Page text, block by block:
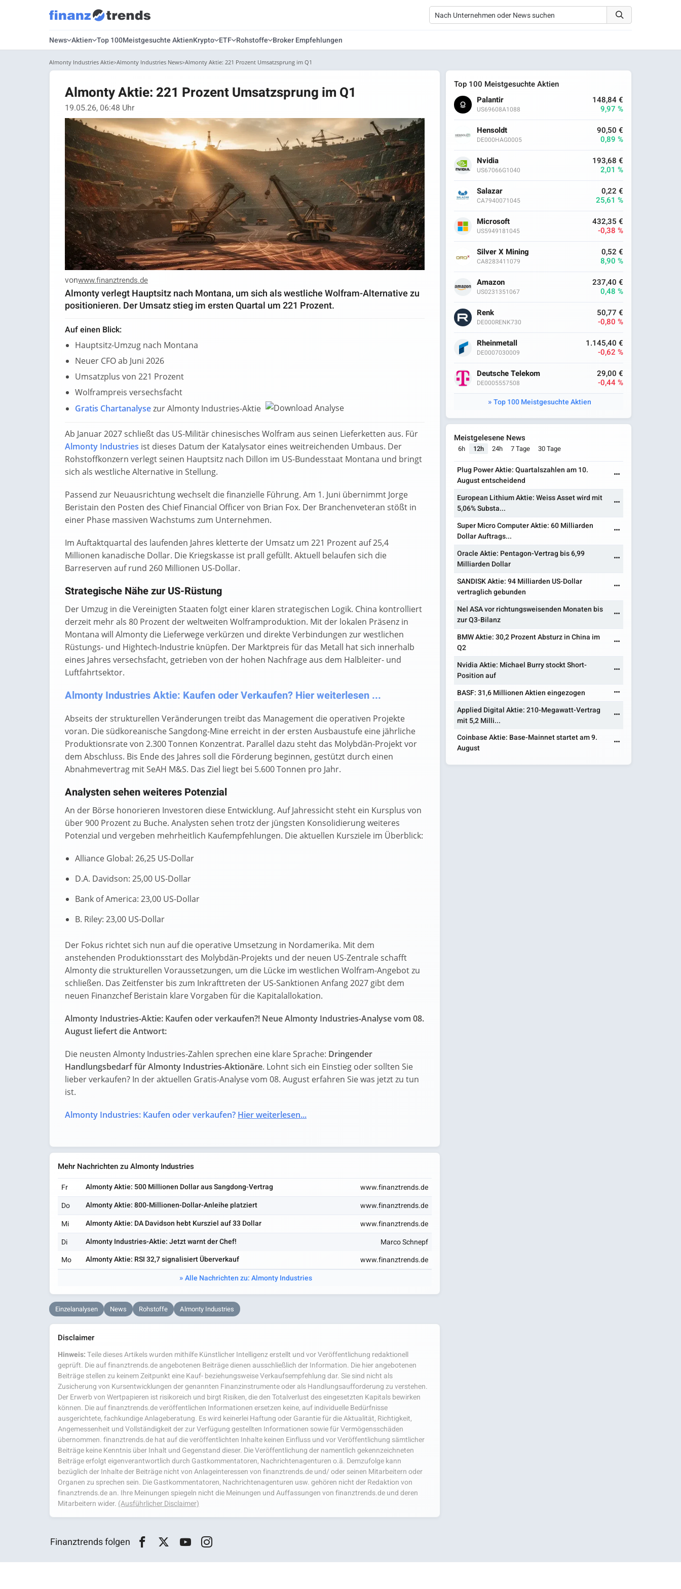
News Aktien Top 100Meistgesuchte AktienKrypto ETF Rohstoffe Broker Empfehlungen
Almonty Industries Aktie Almonty Industries News Almonty Aktie: 221 Prozent Umsatzsprung im Q1
Almonty Aktie: 221 Prozent Umsatzsprung im Q1
19.05.26, 06:48 Uhr
vonwww.finanztrends.de
Almonty verlegt Hauptsitz nach Montana, um sich als westliche Wolfram-Alternative zu
positionieren. Der Umsatz stieg im ersten Quartal um 221 Prozent.
Auf einen Blick:
Hauptsitz-Umzug nach Montana
Neuer CFO ab Juni 2026
Umsatzplus von 221 Prozent
Wolframpreis versechsfacht
Gratis Chartanalysezur Almonty Industries-Aktie
Ab Januar 2027 schließt das US-Militär chinesisches Wolfram aus seinen Lieferketten aus. Für
Almonty Industries ist dieses Datum der Katalysator eines weitreichenden Umbaus. Der
Rohstoffkonzern verlegt seinen Hauptsitz nach Dillon im US-Bundesstaat Montana und bringt
sich als westliche Alternative in Stellung.
Passend zur Neuausrichtung wechselt die finanzielle Führung. Am 1. Juni übernimmt Jorge
Beristain den Posten des Chief Financial Officer von Brian Fox. Der Branchenveteran stößt in
einer Phase massiven Wachstums zum Unternehmen.
Im Auftaktquartal des laufenden Jahres kletterte der Umsatz um 221 Prozent auf 25,4
Millionen kanadische Dollar. Die Kriegskasse ist prall gefüllt. Aktuell belaufen sich die
Barreserven auf rund 260 Millionen US-Dollar.
Strategische Nähe zur US-Rüstung
Der Umzug in die Vereinigten Staaten folgt einer klaren strategischen Logik. China kontrolliert
derzeit mehr als 80 Prozent der weltweiten Wolframproduktion. Mit der lokalen Präsenz in
Montana will Almonty die Lieferwege verkürzen und direkte Verbindungen zur westlichen
Rüstungs- und Hightech-Industrie knüpfen. Der Marktpreis für das Metall hat sich innerhalb
eines Jahres versechsfacht, getrieben von der hohen Nachfrage aus dem Halbleiter- und
Luftfahrtsektor.
Almonty Industries Aktie: Kaufen oder Verkaufen? Hier weiterlesen ...
Abseits der strukturellen Veränderungen treibt das Management die operativen Projekte
voran. Die südkoreanische Sangdong-Mine erreicht in der ersten Ausbaustufe eine jährliche
Produktionsrate von 2.300 Tonnen Konzentrat. Parallel dazu steht das Molybdän-Projekt vor
dem Abschluss. Bis Ende des Jahres soll die Förderung beginnen, gestützt durch einen
Abnahmevertrag mit SeAH M&S. Das Ziel liegt bei 5.600 Tonnen pro Jahr.
Analysten sehen weiteres Potenzial
An der Börse honorieren Investoren diese Entwicklung. Auf Jahressicht steht ein Kursplus von
über 900 Prozent zu Buche. Analysten sehen trotz der jüngsten Konsolidierung weiteres
Potenzial und vergeben mehrheitlich Kaufempfehlungen. Die aktuellen Kursziele im Überblick:
Alliance Global: 26,25 US-Dollar
D.A. Davidson: 25,00 US-Dollar
Bank of America: 23,00 US-Dollar
B. Riley: 23,00 US-Dollar
Der Fokus richtet sich nun auf die operative Umsetzung in Nordamerika. Mit dem
anstehenden Produktionsstart des Molybdän-Projekts und der neuen US-Zentrale schafft
Almonty die strukturellen Voraussetzungen, um die Lücke im westlichen Wolfram-Angebot zu
schließen. Das Zeitfenster bis zum Inkrafttreten der US-Sanktionen Anfang 2027 gibt dem
neuen Finanzchef Beristain klare Vorgaben für die Kapitalallokation.
Almonty Industries-Aktie: Kaufen oder verkaufen?! Neue Almonty Industries-Analyse vom 08.
August liefert die Antwort:
Die neusten Almonty Industries-Zahlen sprechen eine klare Sprache: Dringender
Handlungsbedarf für Almonty Industries-Aktionäre. Lohnt sich ein Einstieg oder sollten Sie
lieber verkaufen? In der aktuellen Gratis-Analyse vom 08. August erfahren Sie was jetzt zu tun
ist.
Almonty Industries: Kaufen oder verkaufen? Hier weiterlesen...
Mehr Nachrichten zu Almonty Industries
Fr Almonty Aktie: 500 Millionen Dollar aus Sangdong-Vertrag
www.finanztrends.de
Do
Almonty Aktie: 800-Millionen-Dollar-Anleihe platziert
www.finanztrends.de
Mi
Almonty Aktie: DA Davidson hebt Kursziel auf 33 Dollar
www.finanztrends.de
Di
Almonty Industries-Aktie: Jetzt warnt der Chef!
Marco Schnepf
Mo
Almonty Aktie: RSI 32,7 signalisiert Überverkauf
www.finanztrends.de
Alle Nachrichten zu: Almonty Industries
Einzelanalysen News Rohstoffe Almonty Industries
Disclaimer
Hinweis:Teile dieses Artikels wurden mithilfe Künstlicher Intelligenz erstellt und vor Veröffentlichung redaktionell
geprüft. Die auf finanztrends.de angebotenen Beiträge dienen ausschließlich der Information. Die hier angebotenen
Beiträge stellen zu keinem Zeitpunkt eine Kauf- beziehungsweise Verkaufsempfehlung dar. Sie sind nicht als
Zusicherung von Kursentwicklungen der genannten Finanzinstrumente oder als Handlungsaufforderung zu verstehen.
Der Erwerb von Wertpapieren ist risikoreich und birgt Risiken, die den Totalverlust des eingesetzten Kapitals bewirken
können. Die auf finanztrends.de veröffentlichen Informationen ersetzen keine, auf individuelle Bedürfnisse
ausgerichtete, fachkundige Anlageberatung. Es wird keinerlei Haftung oder Garantie für die Aktualität, Richtigkeit,
Angemessenheit und Vollständigkeit der zur Verfügung gestellten Informationen sowie für Vermögensschäden
übernommen. finanztrends.de hat auf die veröffentlichten Inhalte keinen Einfluss und vor Veröffentlichung sämtlicher
Beiträge keine Kenntnis über Inhalt und Gegenstand dieser. Die Veröffentlichung der namentlich gekennzeichneten
Beiträge erfolgt eigenverantwortlich durch Gastkommentatoren, Nachrichtenagenturen o.ä. Demzufolge kann
bezüglich der Inhalte der Beiträge nicht von Anlageinteressen von finanztrends.de und/ oder seinen Mitarbeitern oder
Organen zu sprechen sein. Die Gastkommentatoren, Nachrichtenagenturen usw. gehören nicht der Redaktion von
finanztrends.de an. Ihre Meinungen spiegeln nicht die Meinungen und Auffassungen von finanztrends.de und deren
Mitarbeitern wider. (Ausführlicher Disclaimer)
Top 100 Meistgesuchte Aktien
Palantir
US69608A1088
148,84 €
9,97 %
Hensoldt
DE000HAG0005
90,50 €
0,89 %
Nvidia
US67066G1040
193,68 €
2,01 %
Salazar
CA7940071045
0,22 €
25,61 %
Microsoft
US5949181045
432,35 €
-0,38 %
Silver X Mining
CA8283411079
0,52 €
8,90 %
Amazon
US0231351067
237,40 €
0,48 %
Renk
DE000RENK730
50,77 €
-0,80 %
Rheinmetall
DE0007030009
1.145,40 €
-0,62 %
Deutsche Telekom
DE0005557508
29,00 €
-0,44 %
Top 100 Meistgesuchte Aktien
Meistgelesene News
6h 12h 24h 7 Tage 30 Tage
Plug Power Aktie: Quartalszahlen am 10.
August entscheidend
European Lithium Aktie: Weiss Asset wird mit
5,06% Substa...
Super Micro Computer Aktie: 60 Milliarden
Dollar Auftrags...
Oracle Aktie: Pentagon-Vertrag bis 6,99
Milliarden Dollar
SANDISK Aktie: 94 Milliarden US-Dollar
vertraglich gebunden
Nel ASA vor richtungsweisenden Monaten bis
zur Q3-Bilanz
BMW Aktie: 30,2 Prozent Absturz in China im
Q2
Nvidia Aktie: Michael Burry stockt Short-
Position auf
BASF: 31,6 Millionen Aktien eingezogen
Applied Digital Aktie: 210-Megawatt-Vertrag
mit 5,2 Milli...
Coinbase Aktie: Base-Mainnet startet am 9.
August
Finanztrends folgen